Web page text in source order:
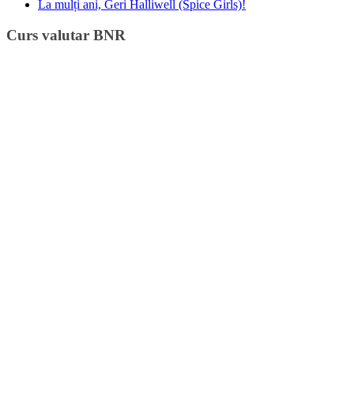
La mulți ani, Geri Halliwell (Spice Girls)!
Curs valutar BNR